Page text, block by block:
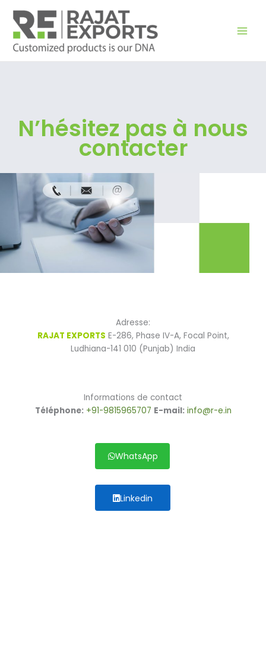
contenu
N’hésitez pas à nous
contacter
Adresse:
RAJAT EXPORTS E-286, Phase IV-A, Focal Point,
Ludhiana-141 010 (Punjab) India
Informations de contact
Téléphone: +91-9815965707 E-mail: info@r-e.in
WhatsApp
Linkedin